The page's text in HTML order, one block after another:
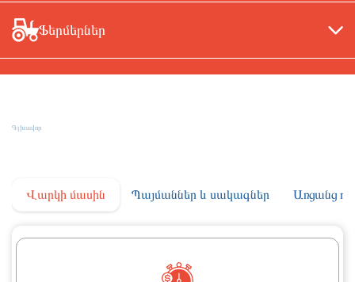
Ֆերմերներ
Գլխավոր
Վարկի մասին Պայմաններ և սակագներ Առցանց